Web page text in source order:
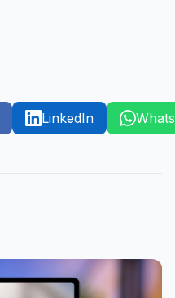
LinkedIn